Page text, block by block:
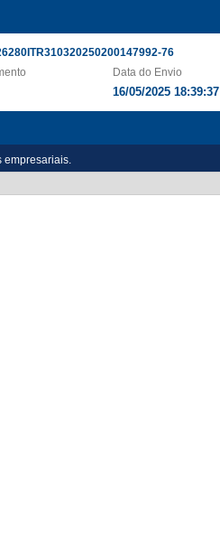
76
Data do Envio
16/05/2025 18:39:37
empresariais.